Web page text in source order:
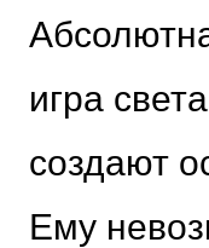
игра
создают
Ему